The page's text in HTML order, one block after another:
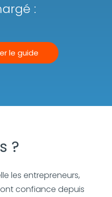
:
le guide
?
les entrepreneurs,
confiance depuis